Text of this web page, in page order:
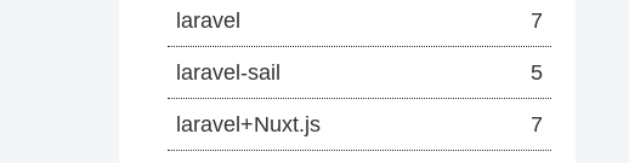
laravel 7
laravel-sail 5
laravel+Nuxt.js 7